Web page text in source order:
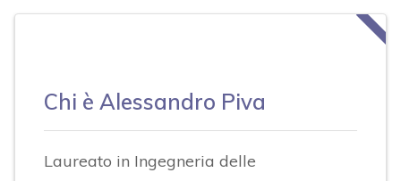
Chi è Alessandro Piva
Laureato in Ingegneria delle